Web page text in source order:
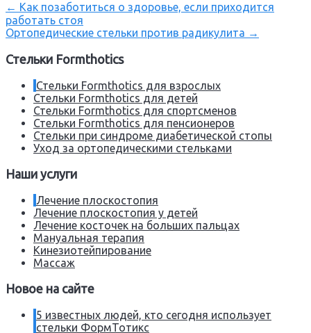
← Как позаботиться о здоровье, если приходится
работать стоя
Ортопедические стельки против радикулита →
Стельки Formthotics
Стельки Formthotics для взрослых
Стельки Formthotics для детей
Стельки Formthotics для спортсменов
Стельки Formthotics для пенсионеров
Стельки при синдроме диабетической стопы
Уход за ортопедическими стельками
Наши услуги
Лечение плоскостопия
Лечение плоскостопия у детей
Лечение косточек на больших пальцах
Мануальная терапия
Кинезиотейпирование
Массаж
Новое на сайте
5 известных людей, кто сегодня использует
стельки ФормТотикс